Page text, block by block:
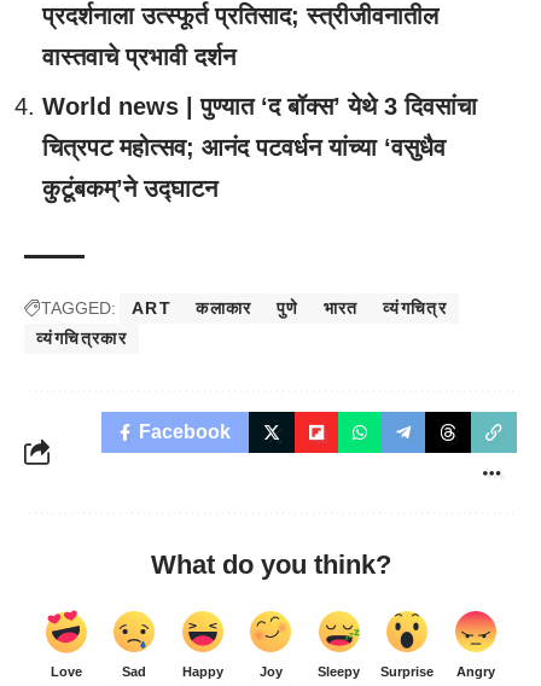
प्रदर्शनाला उत्स्फूर्त प्रतिसाद; स्त्रीजीवनातील
वास्तवाचे प्रभावी दर्शन
World news | पुण्यात ‘द बॉक्स’ येथे 3 दिवसांचा
चित्रपट महोत्सव; आनंद पटवर्धन यांच्या ‘वसुधैव
कुटूंबकम्’ने उद्घाटन
TAGGED: ART कलाकार पुणे भारत
व्यंगचित्र
व्यंगचित्रकार
Facebook
What do you think?
Love Sad Happy Joy Sleepy Surprise Angry